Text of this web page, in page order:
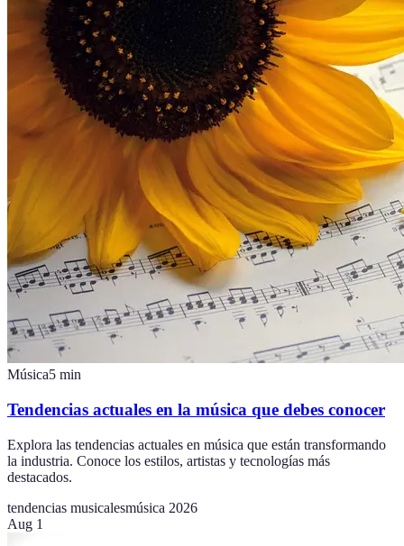
Música5 min
Tendencias actuales en la música que debes conocer
Explora las tendencias actuales en música que están transformando
la industria. Conoce los estilos, artistas y tecnologías más
destacados.
tendencias musicalesmúsica 2026
Aug 1